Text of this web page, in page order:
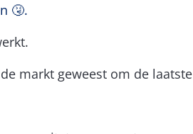
🤧.
markt geweest om de